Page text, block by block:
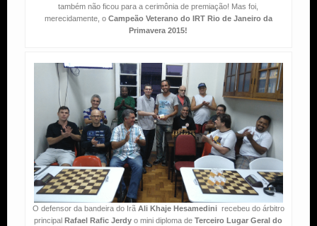
também não ficou para a cerimônia de premiação! Mas foi,
merecidamente, oCampeão Veterano do IRT Rio de Janeiro da
Primavera 2015!
O defensor da bandeira do IrãAli Khaje Hesamedinirecebeu do árbitro
principal Rafael Rafic Jerdy o mini diploma deTerceiro Lugar Geral do